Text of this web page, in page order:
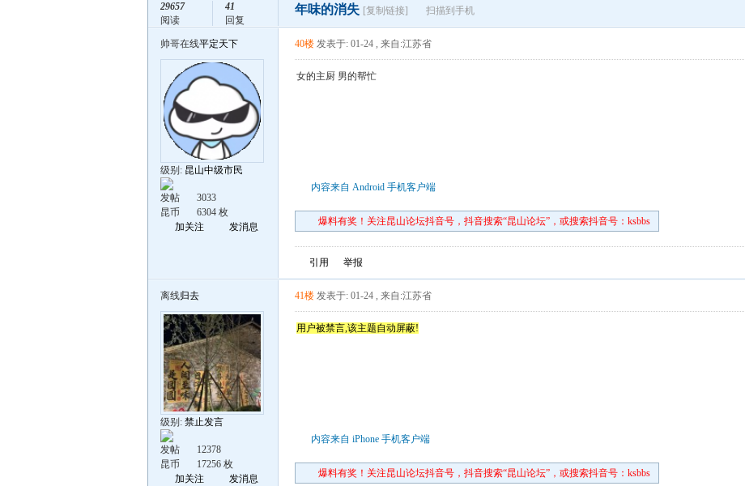
29657
阅读
41
回复
年味的消失 [复制链接] 扫描到手机
帅哥在线平定天下
级别: 昆山中级市民
发帖
3033
昆币
6304 枚
加关注
发消息
40楼 发表于: 01-24 , 来自:江苏省
女的主厨 男的帮忙
内容来自 Android 手机客户端
爆料有奖！关注昆山论坛抖音号，抖音搜索“昆山论坛”，或搜索抖音号：ksbbs
引用 举报
离线归去
级别: 禁止发言
发帖
12378
昆币
17256 枚
加关注
发消息
41楼 发表于: 01-24 , 来自:江苏省
用户被禁言,该主题自动屏蔽!
内容来自 iPhone 手机客户端
爆料有奖！关注昆山论坛抖音号，抖音搜索“昆山论坛”，或搜索抖音号：ksbbs